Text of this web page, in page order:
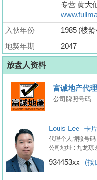
专营 黄大
入伙年份
1985 (楼
地契年期
2047
放盘人资料
富诚地产代
公司牌照号码 :
Louis Lee 卡片
代理个人牌照号
公司地址 : 九龙琼
934453xx (按